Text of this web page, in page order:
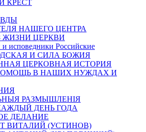
КРЕСТ
НАШЕГО ЦЕНТРА
ЖИЗНИ ЦЕРКВИ
исповедники Российские
И СИЛА БОЖИЯ
ЦЕРКОВНАЯ ИСТОРИЯ
В НАШИХ НУЖДАХ И
РАЗМЫШЛЕНІЯ
ДЕНЬ ГОДА
ДЕЛАНИЕ
ВИТАЛИЙ (УСТИНОВ)